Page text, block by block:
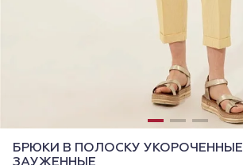
БРЮКИ В ПОЛОСКУ УКОРОЧЕННЫЕ